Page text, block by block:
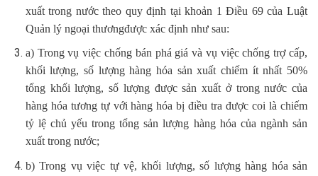
xuất trong nước theo quy định tại khoản 1 Điều 69 của Luật
Quản lý ngoại thươngđược xác định như sau:
a) Trong vụ việc chống bán phá giá và vụ việc chống trợ cấp,
khối lượng, số lượng hàng hóa sản xuất chiếm ít nhất 50%
tổng khối lượng, số lượng được sản xuất ở trong nước của
hàng hóa tương tự với hàng hóa bị điều tra được coi là chiếm
tỷ lệ chủ yếu trong tổng sản lượng hàng hóa của ngành sản
xuất trong nước;
b) Trong vụ việc tự vệ, khối lượng, số lượng hàng hóa sản